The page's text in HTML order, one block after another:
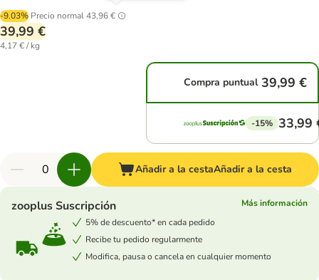
-9.03% Precio normal43,96 €
39,99 €
4,17 € / kg
Compra puntual 39,99 €
-15% 33,99
Añadir a la cestaAñadir a la cesta
zooplus Suscripción
Más información
5% de descuento* en cada pedido
Recibe tu pedido regularmente
Modifica, pausa o cancela en cualquier momento